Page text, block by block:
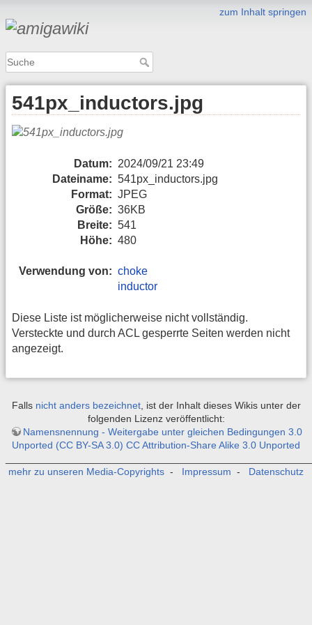
zum Inhalt springen
541px_inductors.jpg
Datum: 2024/09/21 23:49
Dateiname: 541px_inductors.jpg
Format: JPEG
Größe: 36KB
Breite: 541
Höhe: 480
Verwendung von: choke
inductor
Diese Liste ist möglicherweise nicht vollständig.
Versteckte und durch ACL gesperrte Seiten werden nicht
angezeigt.
Falls nicht anders bezeichnet, ist der Inhalt dieses Wikis unter der
folgenden Lizenz veröffentlicht:
Namensnennung - Weitergabe unter gleichen Bedingungen 3.0
Unported (CC BY-SA 3.0) CC Attribution-Share Alike 3.0 Unported
mehr zu unseren Media-Copyrights - Impressum - Datenschutz